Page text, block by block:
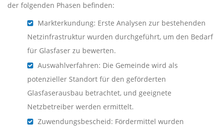
der folgenden Phasen befinden:
Markterkundung: Erste Analysen zur bestehenden
Netzinfrastruktur wurden durchgeführt, um den Bedarf
für Glasfaser zu bewerten.
Auswahlverfahren: Die Gemeinde wird als
potenzieller Standort für den geförderten
Glasfaserausbau betrachtet, und geeignete
Netzbetreiber werden ermittelt.
Zuwendungsbescheid: Fördermittel wurden